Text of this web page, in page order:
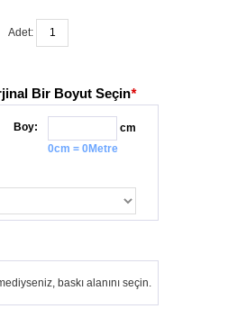
Adet:
Bir Boyut Seçin*
Boy:
cm
0cm = 0Metre
baskı alanını seçin.